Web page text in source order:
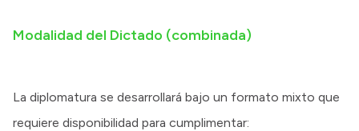
Modalidad del Dictado (combinada)
La diplomatura se desarrollará bajo un formato mixto que
requiere disponibilidad para cumplimentar: